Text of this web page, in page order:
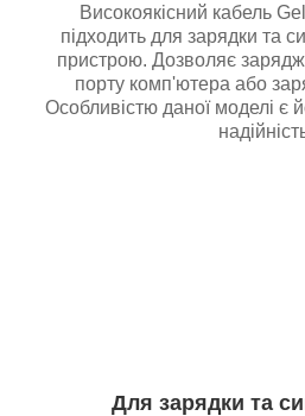
Високоякісний кабель
підходить для зарядки та
пристрою. Дозволяє
порту комп'ютера або
Особливістю даної моделі є
Для зарядки та